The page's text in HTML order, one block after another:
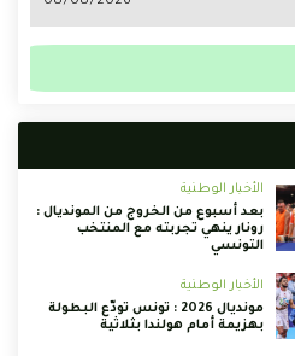
الأخبار الوطنية
بعد أسبوع من الخروج من المونديال :
رونار ينهي تجربته مع المنتخب
التونسي
الأخبار الوطنية
مونديال 2026 : تونس تودّع البطولة
بهزيمة أمام هولندا بثلاثية